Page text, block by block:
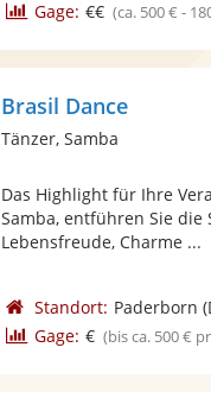
Gage: €€ (ca. 500 € -
Brasil Dance
Tänzer, Samba
Das Highlight für Ihre
Samba, entführen Sie
Lebensfreude, Charme ...
Standort: Paderborn
Gage: € (bis ca. 500 €